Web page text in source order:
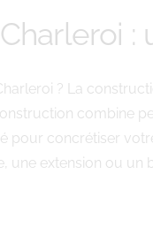
? La
combine
pour concrétiser
une extension ou